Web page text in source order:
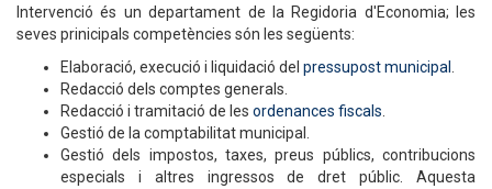
Intervenció és un departament de la Regidoria d'Economia; les
seves prinicipals competències són les següents:
Elaboració, execució i liquidació del pressupost municipal
Redacció dels comptes generals.
Redacció i tramitació de les ordenances fiscals
Gestió de la comptabilitat municipal.
Gestió dels impostos, taxes, preus públics, contribucions
especials i altres ingressos de dret públic. Aquesta